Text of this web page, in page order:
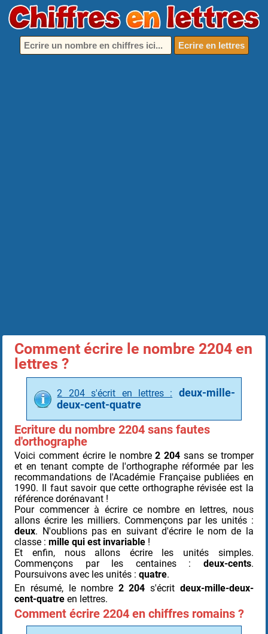
Ecrire en lettres
Comment écrire le nombre 2204 en
lettres ?
2 204 s'écrit en lettres :
deux-mille-
deux-cent-quatre
Ecriture du nombre 2204 sans fautes
d'orthographe
Voici comment écrire le nombre2 204 sans se tromper
et en tenant compte de l'orthographe réformée par les
recommandations de l'Académie Française publiées en
1990. Il faut savoir que cette orthographe révisée est la
référence dorénavant !
Pour commencer à écrire ce nombre en lettres, nous
allons écrire les milliers. Commençons par les unités :
deux. N'oublions pas en suivant d'écrire le nom de la
classe :mille qui est invariable !
Et enfin, nous allons écrire les unités simples.
Commençons par les centaines : deux-cents.
Poursuivons avec les unités :quatre.
En résumé, le nombre 2 204 s'écrit deux-mille-deux-
cent-quatre en lettres.
Comment écrire 2204 en chiffres romains ?